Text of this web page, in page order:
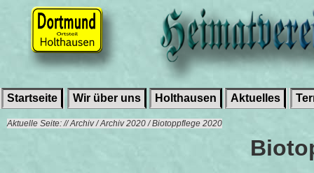
Startseite Wir über uns Holthausen Aktuelles
Aktuelle Seite: // Archiv / Archiv 2020 / Biotoppflege 2020